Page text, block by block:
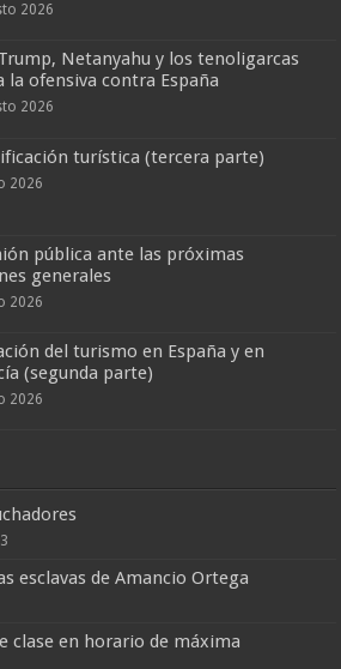
2026
Netanyahu y los tenoligarcas
la ofensiva contra España
2026
turística (tercera parte)
2026
pública ante las próximas
generales
2026
del turismo en España y en
(segunda parte)
2026
esclavas de Amancio Ortega
clase en horario de máxima